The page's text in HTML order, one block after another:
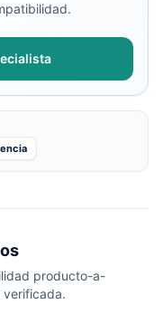
producto-a-
verificada.